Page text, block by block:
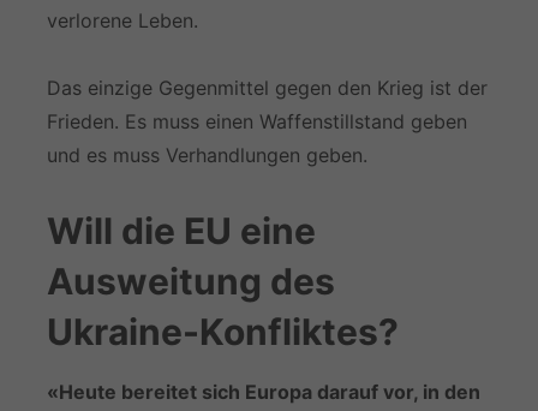
verlorene Leben.
Das einzige Gegenmittel gegen den Krieg ist der
Frieden. Es muss einen Waffenstillstand geben
und es muss Verhandlungen geben.
Will die EU eine
Ausweitung des
Ukraine-Konfliktes?
«Heute bereitet sich Europa darauf vor, in den